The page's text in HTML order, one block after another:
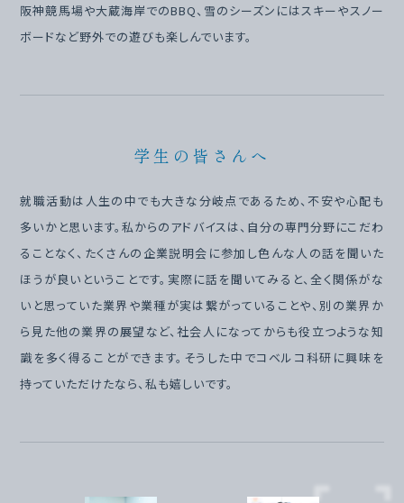
阪神競馬場や大蔵海岸でのBBQ、雪のシーズンにはスキーやスノー
ボードなど野外での遊びも楽しんでいます。
学生の皆さんへ
就職活動は人生の中でも大きな分岐点であるため、不安や心配も
多いかと思います。私からのアドバイスは、自分の専門分野にこだわ
ることなく、たくさんの企業説明会に参加し色んな人の話を聞いた
ほうが良いということです。実際に話を聞いてみると、全く関係がな
いと思っていた業界や業種が実は繋がっていることや、別の業界か
ら見た他の業界の展望など、社会人になってからも役立つような知
識を多く得ることができます。そうした中でコベルコ科研に興味を
持っていただけたなら、私も嬉しいです。